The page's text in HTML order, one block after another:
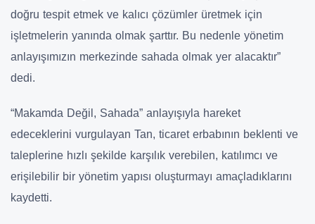
doğru tespit etmek ve kalıcı çözümler üretmek için
işletmelerin yanında olmak şarttır. Bu nedenle yönetim
anlayışımızın merkezinde sahada olmak yer alacaktır”
dedi.
“Makamda Değil, Sahada” anlayışıyla hareket
edeceklerini vurgulayan Tan, ticaret erbabının beklenti ve
taleplerine hızlı şekilde karşılık verebilen, katılımcı ve
erişilebilir bir yönetim yapısı oluşturmayı amaçladıklarını
kaydetti.